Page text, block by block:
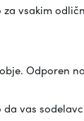
vsakim
Odporen na
vas